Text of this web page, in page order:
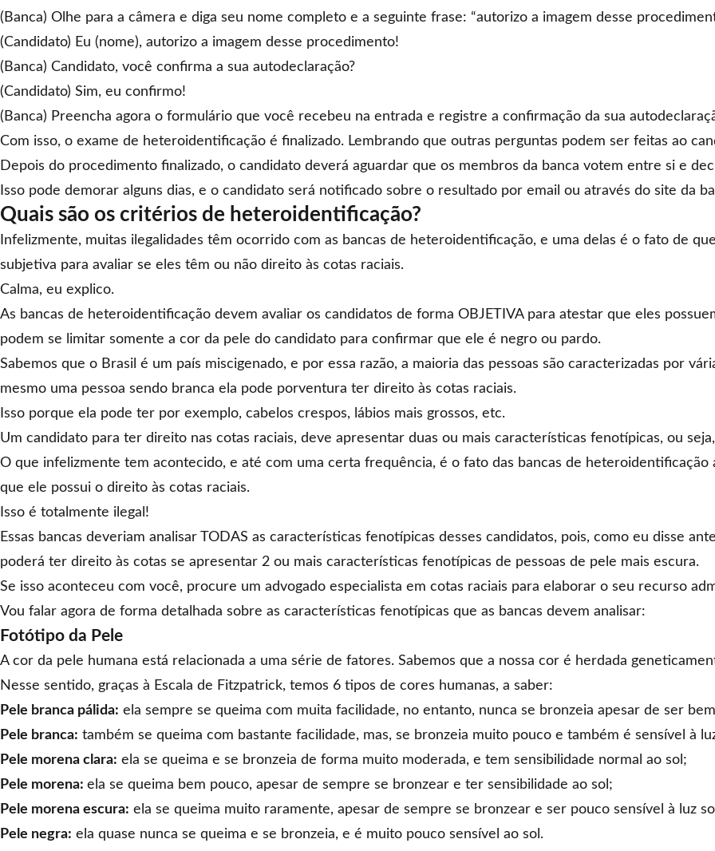
(Banca) Olhe para a câmera e diga seu nome completo e a seguinte frase: “autorizo a imagem desse
(Candidato) Eu (nome), autorizo a imagem desse procedimento!
(Banca) Candidato, você confirma a sua autodeclaração?
(Candidato) Sim, eu confirmo!
(Banca) Preencha agora o formulário que você recebeu na entrada e registre a confirmação da sua
Com isso, o exame de heteroidentificação é finalizado. Lembrando que outras perguntas podem ser feitas ao
Depois do procedimento finalizado, o candidato deverá aguardar que os membros da banca votem entre si e
Isso pode demorar alguns dias, e o candidato será notificado sobre o resultado por email ou através do site da
Quais são os critérios de heteroidentificação?
Infelizmente, muitas ilegalidades têm ocorrido com as bancas de heteroidentificação, e uma delas é o fato de
subjetiva para avaliar se eles têm ou não direito às cotas raciais.
Calma, eu explico.
As bancas de heteroidentificação devem avaliar os candidatos de forma OBJETIVA para atestar que eles
podem se limitar somente a cor da pele do candidato para confirmar que ele é negro ou pardo.
Sabemos que o Brasil é um país miscigenado, e por essa razão, a maioria das pessoas são caracterizadas por
mesmo uma pessoa sendo branca ela pode porventura ter direito às cotas raciais.
Isso porque ela pode ter por exemplo, cabelos crespos, lábios mais grossos, etc.
Um candidato para ter direito nas cotas raciais, deve apresentar duas ou mais características fenotípicas, ou
O que infelizmente tem acontecido, e até com uma certa frequência, é o fato das bancas de
que ele possui o direito às cotas raciais.
Isso é totalmente ilegal!
Essas bancas deveriam analisar TODAS as características fenotípicas desses candidatos, pois, como eu disse
poderá ter direito às cotas se apresentar 2 ou mais características fenotípicas de pessoas de pele mais escura.
Se isso aconteceu com você, procure um advogado especialista em cotas raciais para elaborar o seu recurso
Vou falar agora de forma detalhada sobre as características fenotípicas que as bancas devem analisar:
Fotótipo da Pele
A cor da pele humana está relacionada a uma série de fatores. Sabemos que a nossa cor é herdada
Nesse sentido, graças à Escala de Fitzpatrick, temos 6 tipos de cores humanas, a saber:
Pele branca pálida: ela sempre se queima com muita facilidade, no entanto, nunca se bronzeia apesar de ser
Pele branca: também se queima com bastante facilidade, mas, se bronzeia muito pouco e também é sensível à
Pele morena clara: ela se queima e se bronzeia de forma muito moderada, e tem sensibilidade normal ao sol;
Pele morena: ela se queima bem pouco, apesar de sempre se bronzear e ter sensibilidade ao sol;
Pele morena escura: ela se queima muito raramente, apesar de sempre se bronzear e ser pouco sensível à luz
Pele negra: ela quase nunca se queima e se bronzeia, e é muito pouco sensível ao sol.